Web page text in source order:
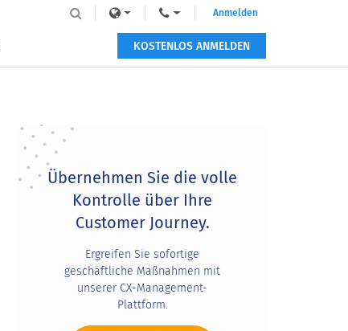
Anmelden
KOSTENLOS ANMELDEN
Primary
Sidebar
Übernehmen Sie die volle
Kontrolle über Ihre
Customer Journey.
Ergreifen Sie sofortige
geschäftliche Maßnahmen mit
unserer CX-Management-
Plattform.